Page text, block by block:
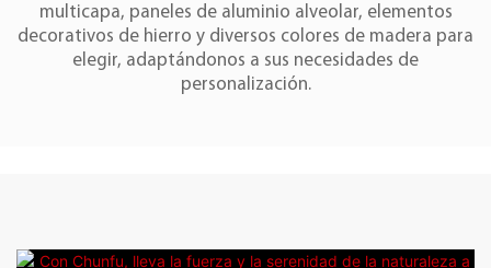
multicapa, paneles de aluminio alveolar, elementos
decorativos de hierro y diversos colores de madera para
elegir, adaptándonos a sus necesidades de
personalización.